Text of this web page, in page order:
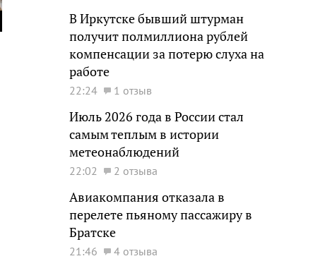
В Иркутске бывший штурман
получит полмиллиона рублей
компенсации за потерю слуха на
работе
22:24 1 отзыв
Июль 2026 года в России стал
самым теплым в истории
метеонаблюдений
22:02 2 отзыва
Авиакомпания отказала в
перелете пьяному пассажиру в
Братске
21:46 4 отзыва